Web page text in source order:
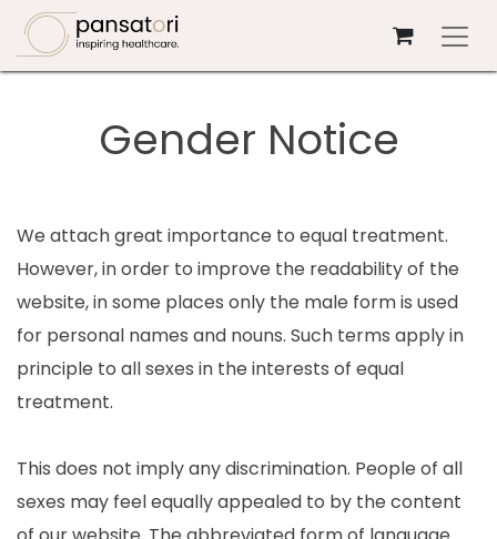
Skip to Content
Gender Notice
We attach great importance to equal treatment.
However, in order to improve the readability of the
website, in some places only the male form is used
for personal names and nouns. Such terms apply in
principle to all sexes in the interests of equal
treatment.
This does not imply any discrimination. People of all
sexes may feel equally appealed to by the content